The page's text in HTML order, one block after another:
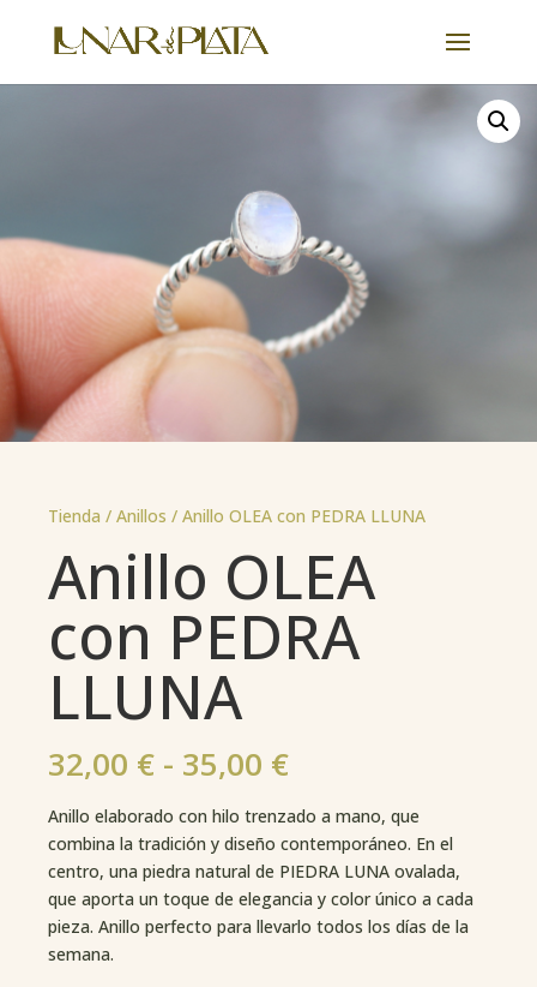
Tienda / Anillos / Anillo OLEA con PEDRA LLUNA
Anillo OLEA
con PEDRA
LLUNA
32,00 € - 35,00 €Rango
precios:
desde
32,00 €
hasta
35,00 €
Anillo elaborado con hilo trenzado a mano, que
combina la tradición y diseño contemporáneo. En el
centro, una piedra natural de PIEDRA LUNA ovalada,
que aporta un toque de elegancia y color único a cada
pieza. Anillo perfecto para llevarlo todos los días de la
semana.